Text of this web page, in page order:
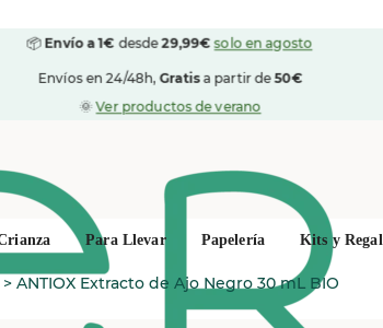
📦Envío a 1€ desde29,99€ solo en agosto
Envíos en 24/48h,Gratisa partir de50€
🌞Ver productos de verano
Para Llevar Papelería Kits y
> ANTIOX Extracto de Ajo Negro 30 mL BIO